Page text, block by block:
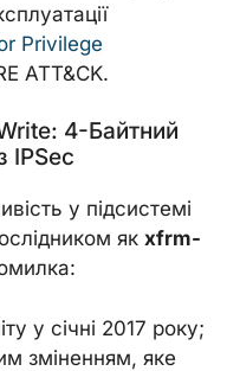
Privilege
ATT&CK.
4-Байтний
IPSec
у підсистемі
як xfrm-
у січні 2017 року;
зміненням, яке